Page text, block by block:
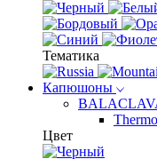
Тематика
Капюшоны
Цвет